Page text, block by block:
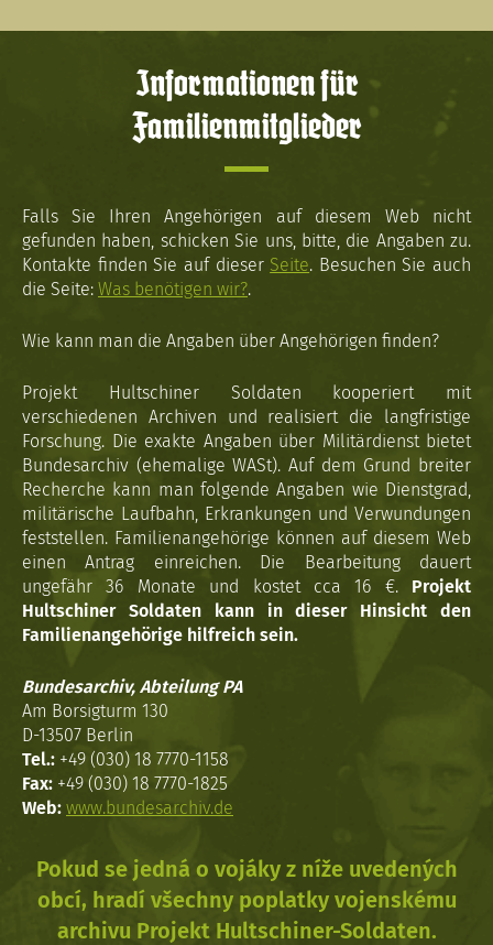
Informationen für
Familienmitglieder
Falls Sie Ihren Angehörigen auf diesem Web nicht
gefunden haben, schicken Sie uns, bitte, die Angaben zu.
Kontakte finden Sie auf dieser Seite. Besuchen Sie auch
die Seite: Was benötigen wir?.
Wie kann man die Angaben über Angehörigen finden?
Projekt Hultschiner Soldaten kooperiert mit
verschiedenen Archiven und realisiert die langfristige
Forschung. Die exakte Angaben über Militärdienst bietet
Bundesarchiv (ehemalige WASt). Auf dem Grund breiter
Recherche kann man folgende Angaben wie Dienstgrad,
militärische Laufbahn, Erkrankungen und Verwundungen
feststellen. Familienangehörige können auf diesem Web
einen Antrag einreichen. Die Bearbeitung dauert
ungefähr 36 Monate und kostet cca 16 €. Projekt
Hultschiner Soldaten kann in dieser Hinsicht den
Familienangehörige hilfreich sein.
Bundesarchiv, Abteilung PA
Am Borsigturm 130
D-13507 Berlin
Tel.: +49 (030) 18 7770-1158
Fax: +49 (030) 18 7770-1825
Web: www.bundesarchiv.de
Pokud se jedná o vojáky z níže uvedených
obcí, hradí všechny poplatky vojenskému
archivu Projekt Hultschiner-Soldaten.